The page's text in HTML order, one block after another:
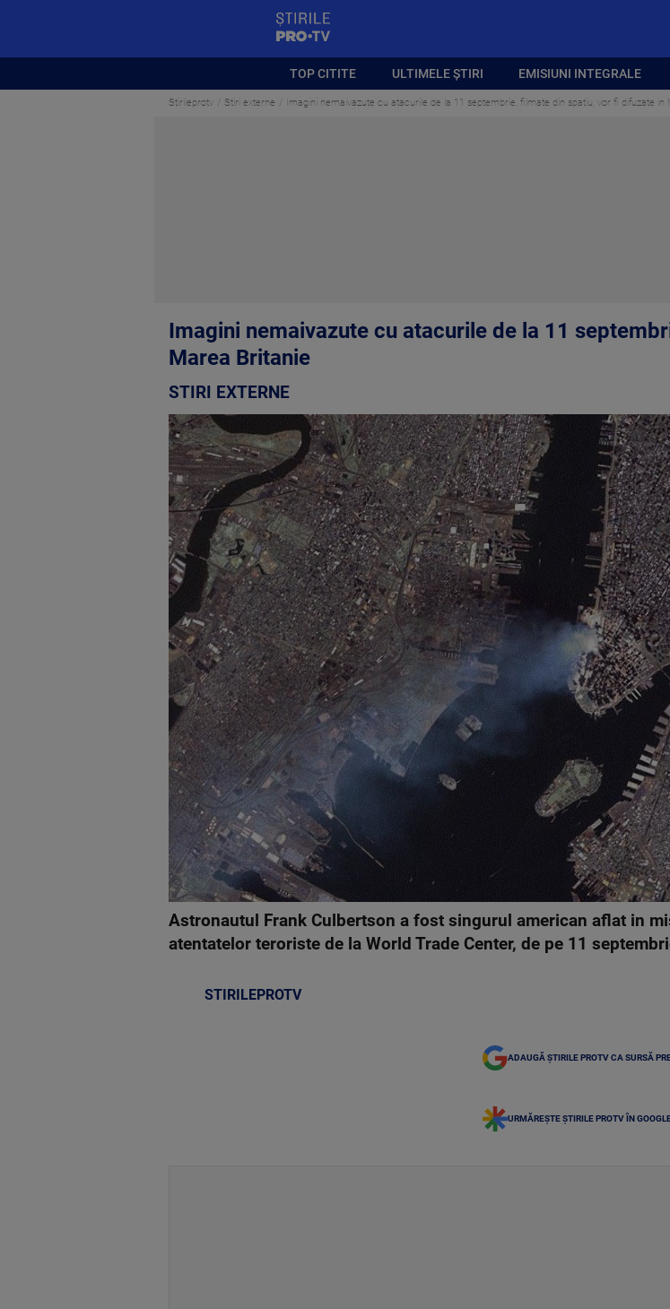
TOP CITITE ULTIMELE ȘTIRI EMISIUNI INTEGRALE
Stirileprotv Stiri externe Imagini nemaivazute cu atacurile de la 11 septembrie, filmate din spatiu, vor fi difuzate in
Imagini nemaivazute cu atacurile de la 11
Marea Britanie
STIRI EXTERNE
Astronautul Frank Culbertson a fost singurul american aflat in
atentatelor teroriste de la World Trade Center, de pe 11
STIRILEPROTV
ADAUGĂ ȘTIRILE PROTV CA SURSĂ
URMĂREȘTE ȘTIRILE PROTV ÎN